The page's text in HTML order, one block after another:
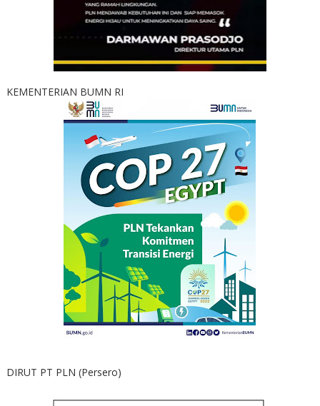
KEMENTERIAN BUMN RI
DIRUT PT PLN (Persero)